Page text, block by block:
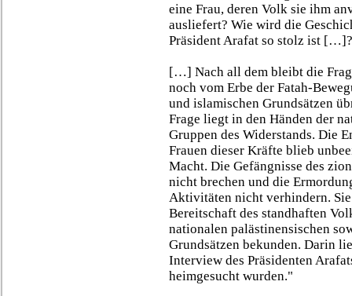
eine Frau, deren Volk sie ihm
ausliefert? Wie wird die
Präsident Arafat so stolz ist […]?
[…] Nach all dem bleibt die
noch vom Erbe der Fatah-
und islamischen Grundsätzen
Frage liegt in den Händen der
Gruppen des Widerstands. Die
Frauen dieser Kräfte blieb
Macht. Die Gefängnisse des
nicht brechen und die
Aktivitäten nicht verhindern.
Bereitschaft des standhaften
nationalen palästinensischen
Grundsätzen bekunden. Darin
Interview des Präsidenten
heimgesucht wurden."